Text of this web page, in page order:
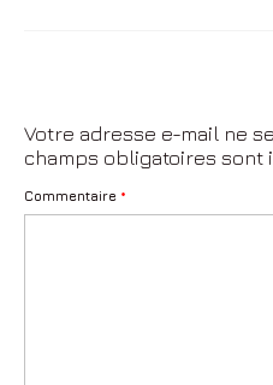
Culinaire
Entreprise
Votre adresse e-mail ne
champs obligatoires sont
Commentaire *